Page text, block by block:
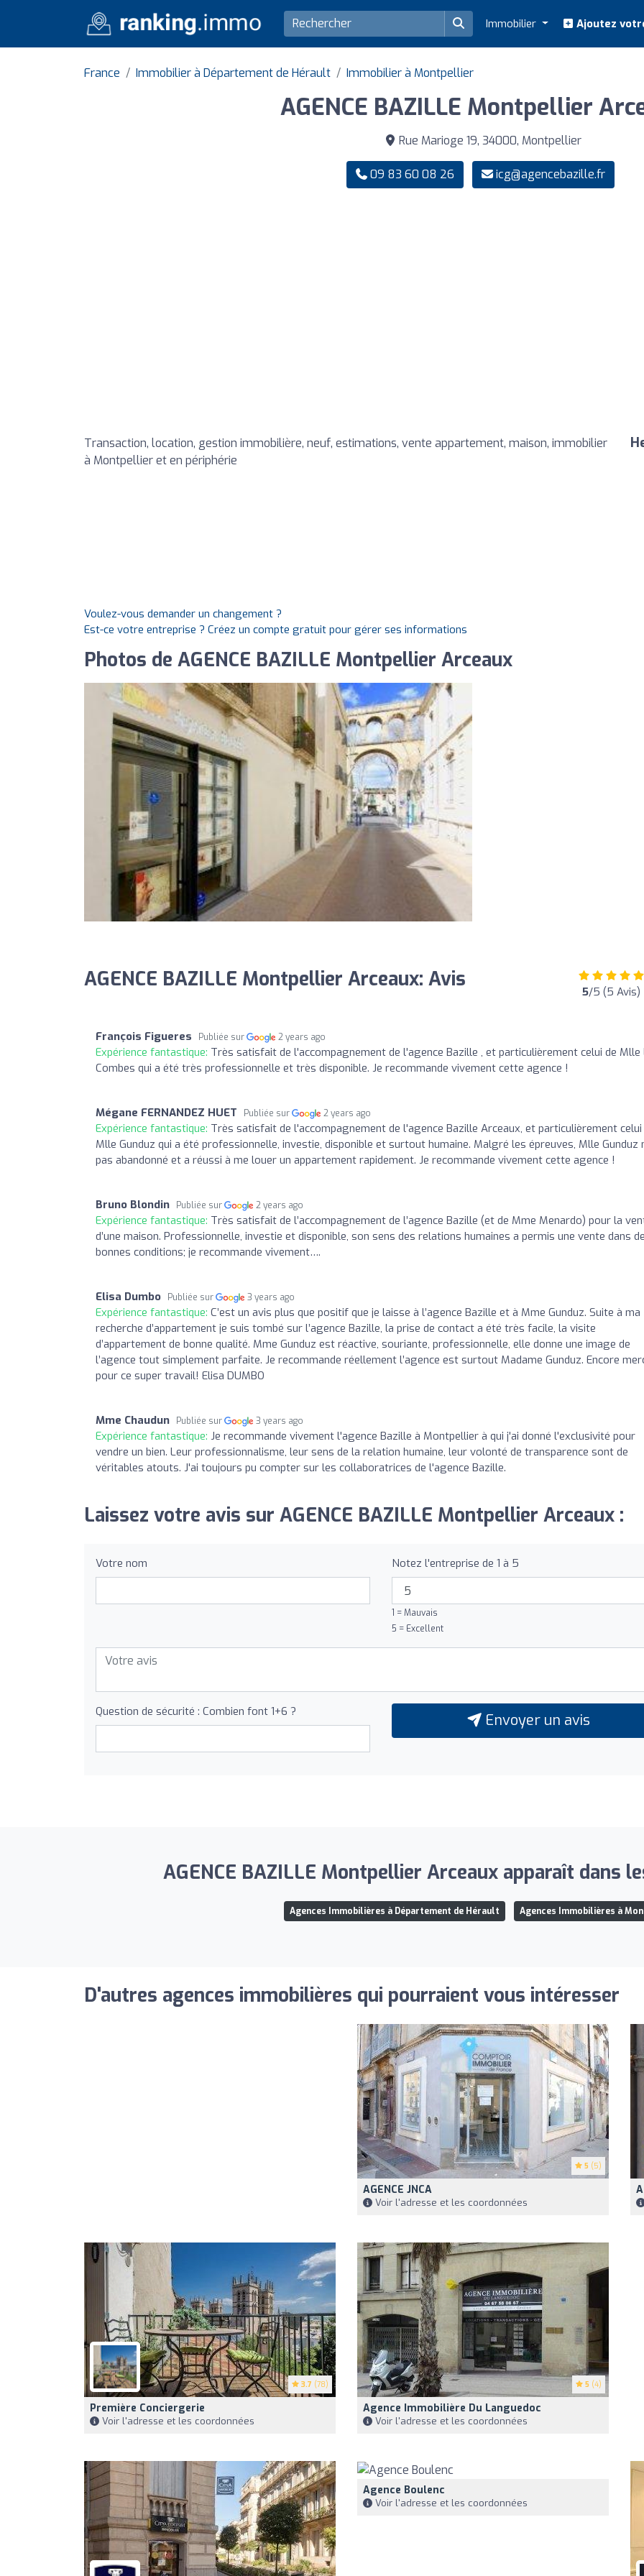
Immobilier Ajoutez
France Immobilier à Département de Hérault Immobilier à Montpellier
AGENCE BAZILLE Montpellier
Rue Marioge 19, 34000, Montpellier
09 83 60 08 26 icg@agencebazille.fr
Transaction, location, gestion immobilière, neuf, estimations, vente appartement, maison, immobilier
à Montpellier et en périphérie
Voulez-vous demander un changement ?
Est-ce votre entreprise ? Créez un compte gratuit pour gérer ses informations
Photos de AGENCE BAZILLE Montpellier Arceaux
AGENCE BAZILLE Montpellier Arceaux: Avis 5/5 (5 Avis)
François Figueres Publiée sur 2 years ago
Expérience fantastique: Très satisfait de l'accompagnement de l'agence Bazille , et particulièrement celui de Mlle
Combes qui a été très professionnelle et très disponible. Je recommande vivement cette agence !
Mégane FERNANDEZ HUET Publiée sur 2 years ago
Expérience fantastique: Très satisfait de l'accompagnement de l'agence Bazille Arceaux, et particulièrement celui
Mlle Gunduz qui a été professionnelle, investie, disponible et surtout humaine. Malgré les épreuves, Mlle Gunduz
pas abandonné et a réussi à me louer un appartement rapidement. Je recommande vivement cette agence !
Bruno Blondin Publiée sur 2 years ago
Expérience fantastique: Très satisfait de l’accompagnement de l’agence Bazille (et de Mme Menardo) pour la
d’une maison. Professionnelle, investie et disponible, son sens des relations humaines a permis une vente dans
bonnes conditions; je recommande vivement….
Elisa Dumbo Publiée sur 3 years ago
Expérience fantastique: C’est un avis plus que positif que je laisse à l’agence Bazille et à Mme Gunduz. Suite à ma
recherche d’appartement je suis tombé sur l’agence Bazille, la prise de contact a été très facile, la visite
d’appartement de bonne qualité. Mme Gunduz est réactive, souriante, professionnelle, elle donne une image de
l’agence tout simplement parfaite. Je recommande réellement l’agence est surtout Madame Gunduz. Encore
pour ce super travail! Elisa DUMBO
Mme Chaudun Publiée sur 3 years ago
Expérience fantastique: Je recommande vivement l'agence Bazille à Montpellier à qui j'ai donné l'exclusivité pour
vendre un bien. Leur professionnalisme, leur sens de la relation humaine, leur volonté de transparence sont de
véritables atouts. J'ai toujours pu compter sur les collaboratrices de l'agence Bazille.
Laissez votre avis sur AGENCE BAZILLE Montpellier Arceaux :
Votre nom Notez l'entreprise de 1 à 5
1 = Mauvais
5 = Excellent
Question de sécurité : Combien font 1+6 ? Envoyer un avis
AGENCE BAZILLE Montpellier Arceaux apparaît dans
Agences Immobilières à Département de Hérault Agences Immobilières à
D'autres agences immobilières qui pourraient vous intéresser
5 (5)
AGENCE JNCA
Voir l'adresse et les coordonnées
3.7 (78)
Première Conciergerie
Voir l'adresse et les coordonnées
5 (4)
Agence Immobilière Du Languedoc
Voir l'adresse et les coordonnées
Agence Boulenc
Voir l'adresse et les coordonnées